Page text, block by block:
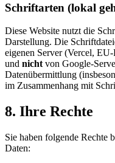
Schriftarten (lokal
Diese Website nutzt die
Darstellung. Die
eigenen Server (Vercel,
und nicht von Google-
Datenübermittlung
im Zusammenhang mit
8. Ihre Rechte
Sie haben folgende Rechte
Daten: